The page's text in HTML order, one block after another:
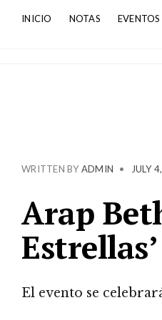
INICIO NOTAS EVENTOS
WRITTEN BY ADMIN • JULY
Arap
El evento se